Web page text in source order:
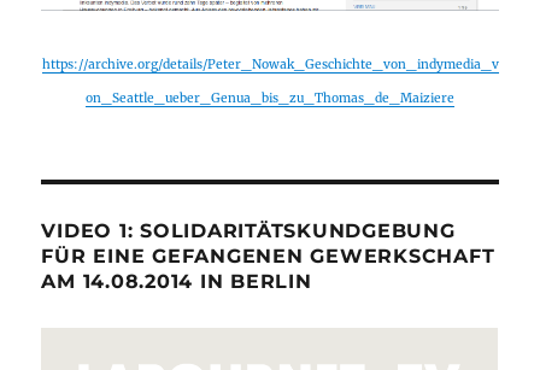
https://archive.org/details/Peter_Nowak_Geschichte_von_indymedia_v
on_Seattle_ueber_Genua_bis_zu_Thomas_de_Maiziere
VIDEO 1: SOLIDARITÄTSKUNDGEBUNG
FÜR EINE GEFANGENEN GEWERKSCHAFT
AM 14.08.2014 IN BERLIN